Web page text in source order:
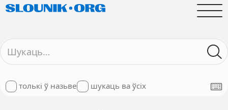
толькі ў назьве шукаць ва ўсіх